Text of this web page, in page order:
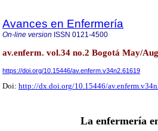
Avances en Enfermería
On-line version ISSN 0121-4500
av.enferm. vol.34 no.2 Bogotá May/
https://doi.org/10.15446/av.enferm.v34n2.61619
Doi: http://dx.doi.org/10.15446/
La enfermería